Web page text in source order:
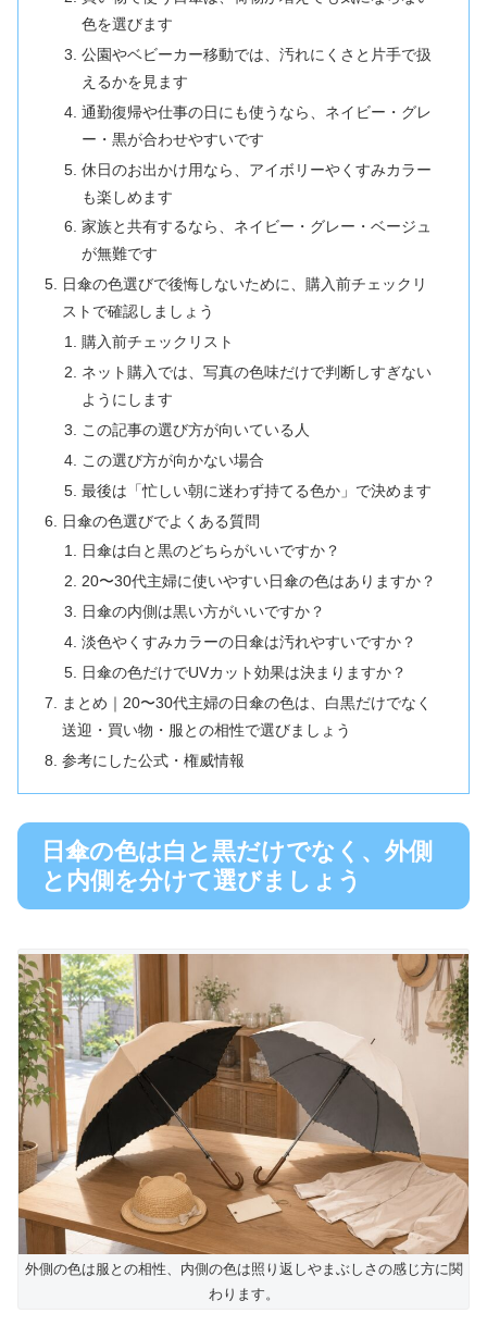
色を選びます
公園やベビーカー移動では、汚れにくさと片手で扱
えるかを見ます
通勤復帰や仕事の日にも使うなら、ネイビー・グレ
ー・黒が合わせやすいです
休日のお出かけ用なら、アイボリーやくすみカラー
も楽しめます
家族と共有するなら、ネイビー・グレー・ベージュ
が無難です
日傘の色選びで後悔しないために、購入前チェックリ
ストで確認しましょう
購入前チェックリスト
ネット購入では、写真の色味だけで判断しすぎない
ようにします
この記事の選び方が向いている人
この選び方が向かない場合
最後は「忙しい朝に迷わず持てる色か」で決めます
日傘の色選びでよくある質問
日傘は白と黒のどちらがいいですか？
20〜30代主婦に使いやすい日傘の色はありますか？
日傘の内側は黒い方がいいですか？
淡色やくすみカラーの日傘は汚れやすいですか？
日傘の色だけでUVカット効果は決まりますか？
まとめ｜20〜30代主婦の日傘の色は、白黒だけでなく
送迎・買い物・服との相性で選びましょう
参考にした公式・権威情報
日傘の色は白と黒だけでなく、外側
と内側を分けて選びましょう
外側の色は服との相性、内側の色は照り返しやまぶしさの感じ方に関
わります。